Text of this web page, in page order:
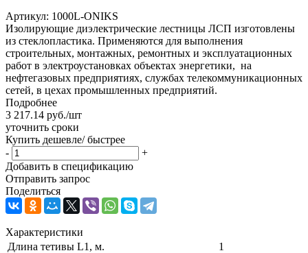
Артикул: 1000L-ONIKS
Изолирующие диэлектрические лестницы ЛСП изготовлены
из стеклопластика. Применяются для выполнения
строительных, монтажных, ремонтных и эксплуатационных
работ в электроустановках объектах энергетики, на
нефтегазовых предприятиях, службах телекоммуникационных
сетей, в цехах промышленных предприятий.
Подробнее
3 217.14 руб./шт
уточнить сроки
Купить дешевле/ быстрее
-
+
Добавить в спецификацию
Отправить запрос
Поделиться
Характеристики
Длина тетивы L1, м.
1